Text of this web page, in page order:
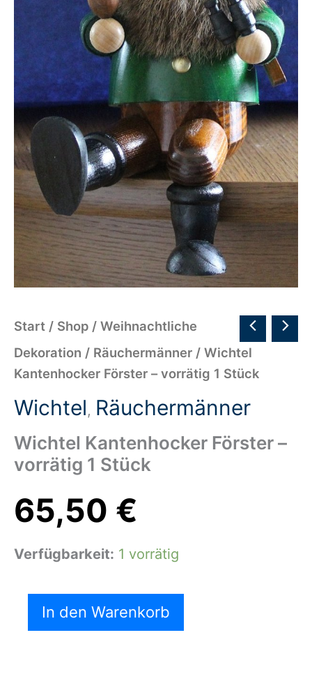
Start / Shop / Weihnachtliche
Dekoration / Räuchermänner / Wichtel
Kantenhocker Förster – vorrätig 1 Stück
Wichtel, Räuchermänner
Wichtel Kantenhocker Förster –
vorrätig 1 Stück
65,50 €
Verfügbarkeit: 1 vorrätig
In den Warenkorb